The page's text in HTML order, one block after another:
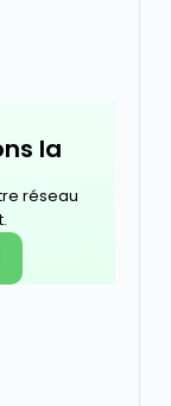
la
réseau